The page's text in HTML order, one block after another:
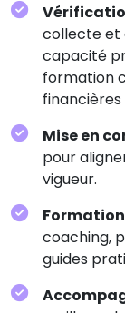
collecte et
capacité
formation
financières
Mise en
pour
vigueur.
coaching,
guides